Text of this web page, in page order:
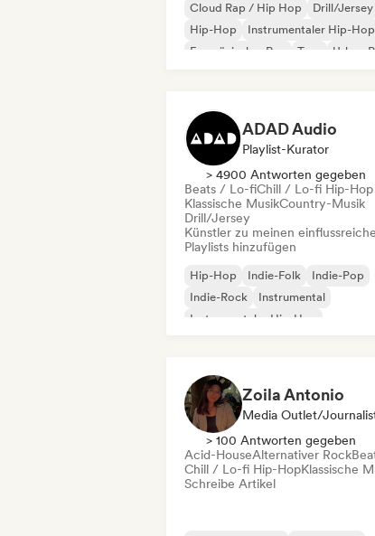
Cloud Rap / Hip Hop
Drill/Jersey
Hip-Hop
Instrumentaler Hip-Hop
Französischer Rap
Trap
Urban
ADAD Audio
Playlist-Kurator
> 4900 Antworten gegeben
Beats / Lo-fiChill / Lo-fi Hip-Hop
Klassische MusikCountry-Musik
Drill/Jersey
Künstler zu meinen
Playlists hinzufügen
Hip-Hop Indie-Folk
Indie-Pop
Indie-Rock
Instrumental
Instrumentaler Hip-Hop
Zoila Antonio
Media Outlet/
> 100 Antworten gegeben
Acid-HouseAlternativer Rock
Chill / Lo-fi Hip-HopKlassische
Schreibe Artikel